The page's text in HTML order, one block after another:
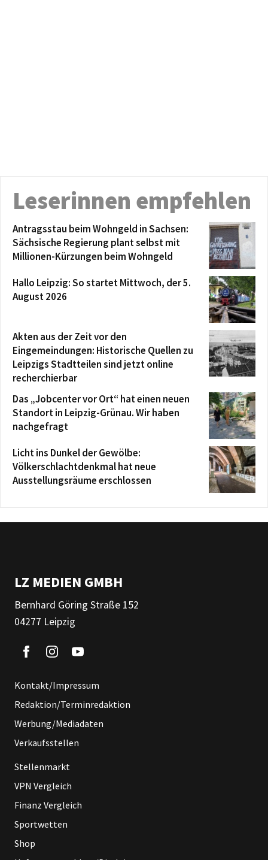
Leserinnen empfehlen
Antragsstau beim Wohngeld in Sachsen:
Sächsische Regierung plant selbst mit
Millionen-Kürzungen beim Wohngeld
Hallo Leipzig: So startet Mittwoch, der 5.
August 2026
Akten aus der Zeit vor den
Eingemeindungen: Historische Quellen zu
Leipzigs Stadtteilen sind jetzt online
recherchierbar
Das „Jobcenter vor Ort“ hat einen neuen
Standort in Leipzig-Grünau. Wir haben
nachgefragt
Licht ins Dunkel der Gewölbe:
Völkerschlachtdenkmal hat neue
Ausstellungsräume erschlossen
LZ MEDIEN GMBH
Bernhard Göring Straße 152
04277 Leipzig
Kontakt/Impressum
Redaktion/Terminredaktion
Werbung/Mediadaten
Verkaufsstellen
Stellenmarkt
VPN Vergleich
Finanz Vergleich
Sportwetten
Shop